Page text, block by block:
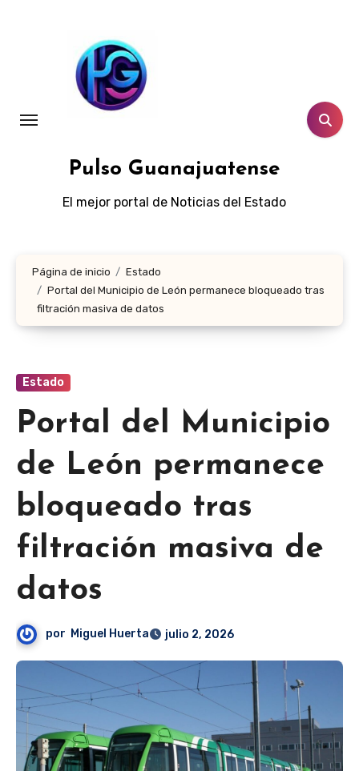
Pulso Guanajuatense
El mejor portal de Noticias del Estado
Página de inicio
Estado
Portal del Municipio de León permanece bloqueado tras
filtración masiva de datos
Estado
Portal del Municipio
de León permanece
bloqueado tras
filtración masiva de
datos
por Miguel Huerta julio 2, 2026